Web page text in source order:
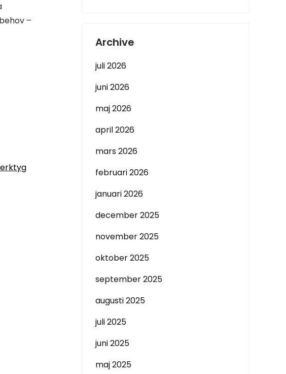
–
Archive
juli 2026
juni 2026
maj 2026
april 2026
mars 2026
februari 2026
januari 2026
december 2025
november 2025
oktober 2025
september 2025
augusti 2025
juli 2025
juni 2025
maj 2025